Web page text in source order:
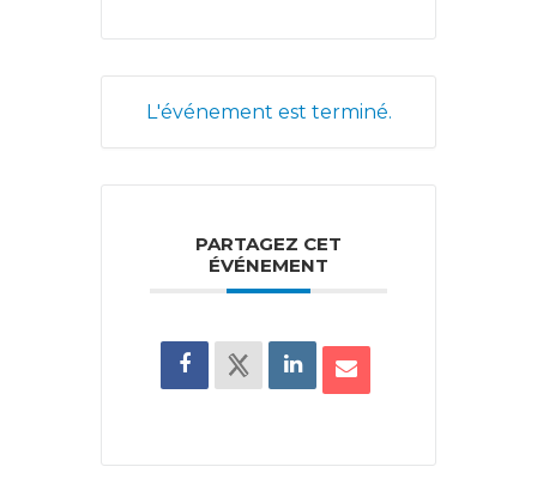
L'événement est terminé.
PARTAGEZ CET
ÉVÉNEMENT